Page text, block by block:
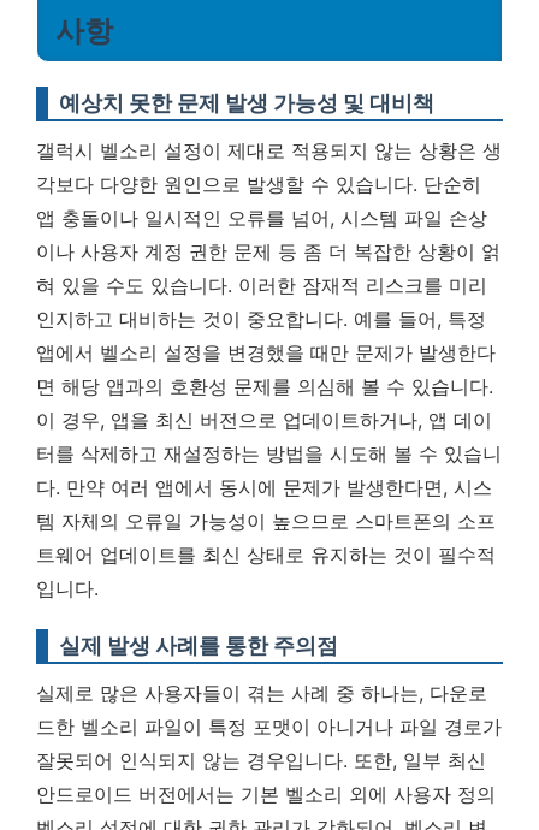
사항
예상치 못한 문제 발생 가능성 및 대비책
갤럭시 벨소리 설정이 제대로 적용되지 않는 상황은 생
각보다 다양한 원인으로 발생할 수 있습니다. 단순히
앱 충돌이나 일시적인 오류를 넘어, 시스템 파일 손상
이나 사용자 계정 권한 문제 등 좀 더 복잡한 상황이 얽
혀 있을 수도 있습니다. 이러한 잠재적 리스크를 미리
인지하고 대비하는 것이 중요합니다. 예를 들어, 특정
앱에서 벨소리 설정을 변경했을 때만 문제가 발생한다
면 해당 앱과의 호환성 문제를 의심해 볼 수 있습니다.
이 경우, 앱을 최신 버전으로 업데이트하거나, 앱 데이
터를 삭제하고 재설정하는 방법을 시도해 볼 수 있습니
다. 만약 여러 앱에서 동시에 문제가 발생한다면, 시스
템 자체의 오류일 가능성이 높으므로 스마트폰의 소프
트웨어 업데이트를 최신 상태로 유지하는 것이 필수적
입니다.
실제 발생 사례를 통한 주의점
실제로 많은 사용자들이 겪는 사례 중 하나는, 다운로
드한 벨소리 파일이 특정 포맷이 아니거나 파일 경로가
잘못되어 인식되지 않는 경우입니다. 또한, 일부 최신
안드로이드 버전에서는 기본 벨소리 외에 사용자 정의